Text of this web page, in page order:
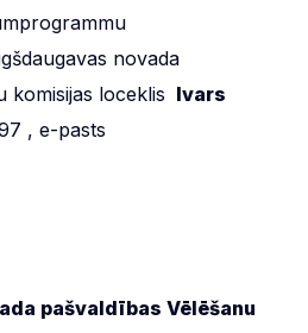
novada
komisijas loceklis Ivars
, e-pasts
pašvaldības Vēlēšanu